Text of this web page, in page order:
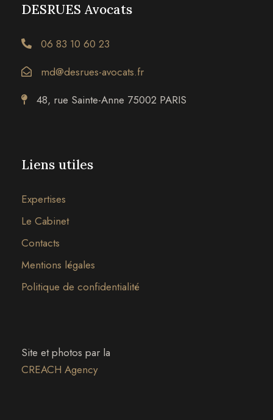
DESRUES Avocats
06 83 10 60 23
md@desrues-avocats.fr
48, rue Sainte-Anne 75002 PARIS
Liens utiles
Expertises
Le Cabinet
Contacts
Mentions légales
Politique de confidentialité
Site et photos par la
CREACH Agency